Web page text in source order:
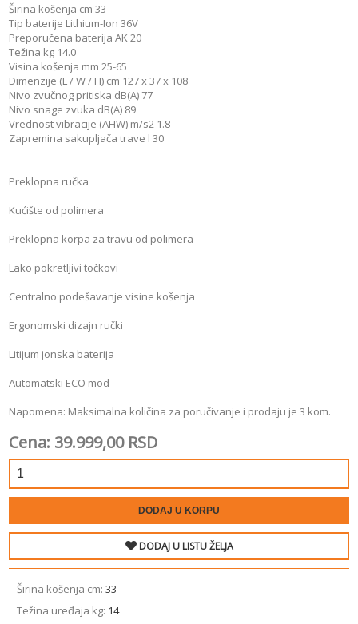
Širina košenja cm 33
Tip baterije Lithium-Ion 36V
Preporučena baterija AK 20
Težina kg 14.0
Visina košenja mm 25-65
Dimenzije (L / W / H) cm 127 x 37 x 108
Nivo zvučnog pritiska dB(A) 77
Nivo snage zvuka dB(A) 89
Vrednost vibracije (AHW) m/s2 1.8
Zapremina sakupljača trave l 30
Preklopna ručka
Kućište od polimera
Preklopna korpa za travu od polimera
Lako pokretljivi točkovi
Centralno podešavanje visine košenja
Ergonomski dizajn ručki
Litijum jonska baterija
Automatski ECO mod
Napomena: Maksimalna količina za poručivanje i prodaju je 3 kom.
Cena: 39.999,00 RSD
DODAJ U KORPU
DODAJ U LISTU ŽELJA
Širina košenja ­cm:33
Težina uređaja ­kg: 14